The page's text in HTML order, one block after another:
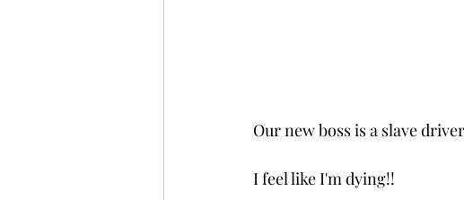
Our new boss is a slave
I feel like I'm dying!!